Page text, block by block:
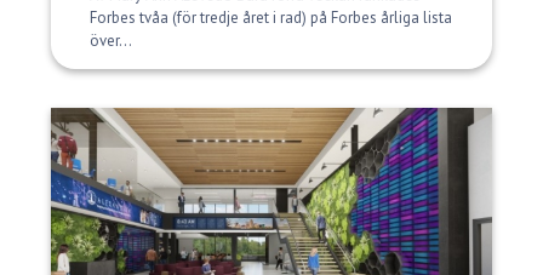
Forbes tvåa (för tredje året i rad) på Forbes årliga lista
över...